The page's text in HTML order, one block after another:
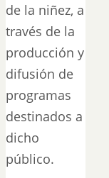
de la niñez, a
través de la
producción y
difusión de
programas
destinados a
dicho
público.